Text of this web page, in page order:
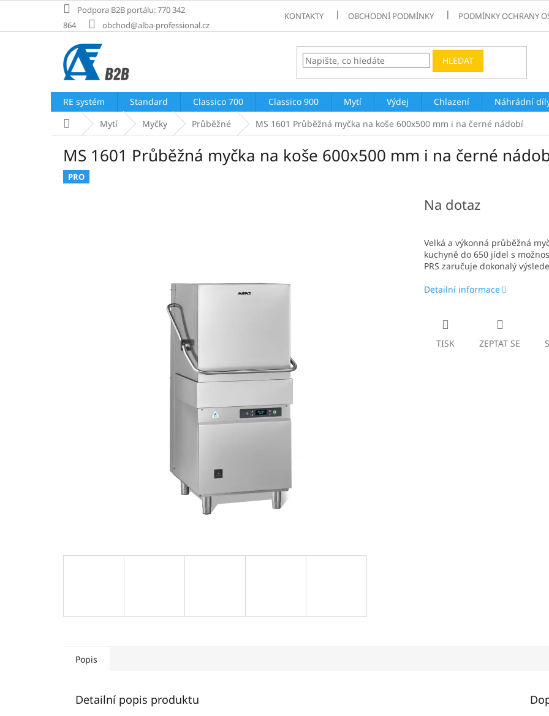
obsah
Podpora B2B portálu: 770 342
864
obchod@alba-professional.cz
KONTAKTY OBCHODNÍ PODMÍNKY PODMÍNKY OCHRANY
HLEDAT
RE systém Standard Classico 700 Classico 900 Mytí Výdej Chlazení Náhrádní
Domů Mytí Myčky Průběžné MS 1601 Průběžná myčka na koše 600x500 mm i na černé nádobí
MS 1601 Průběžná myčka na koše 600x500 mm i na černé
PRO
Na dotaz
Velká a výkonná průběžná
kuchyně do 650 jídel s
PRS zaručuje dokonalý
Detailní informace
TISK ZEPTAT SE
Popis
Detailní popis produktu